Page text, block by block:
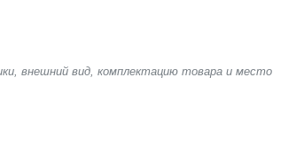
внешний вид, комплектацию товара и место